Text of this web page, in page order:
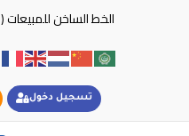
الخط الساخن للمبيعات (
تسجيل دخول